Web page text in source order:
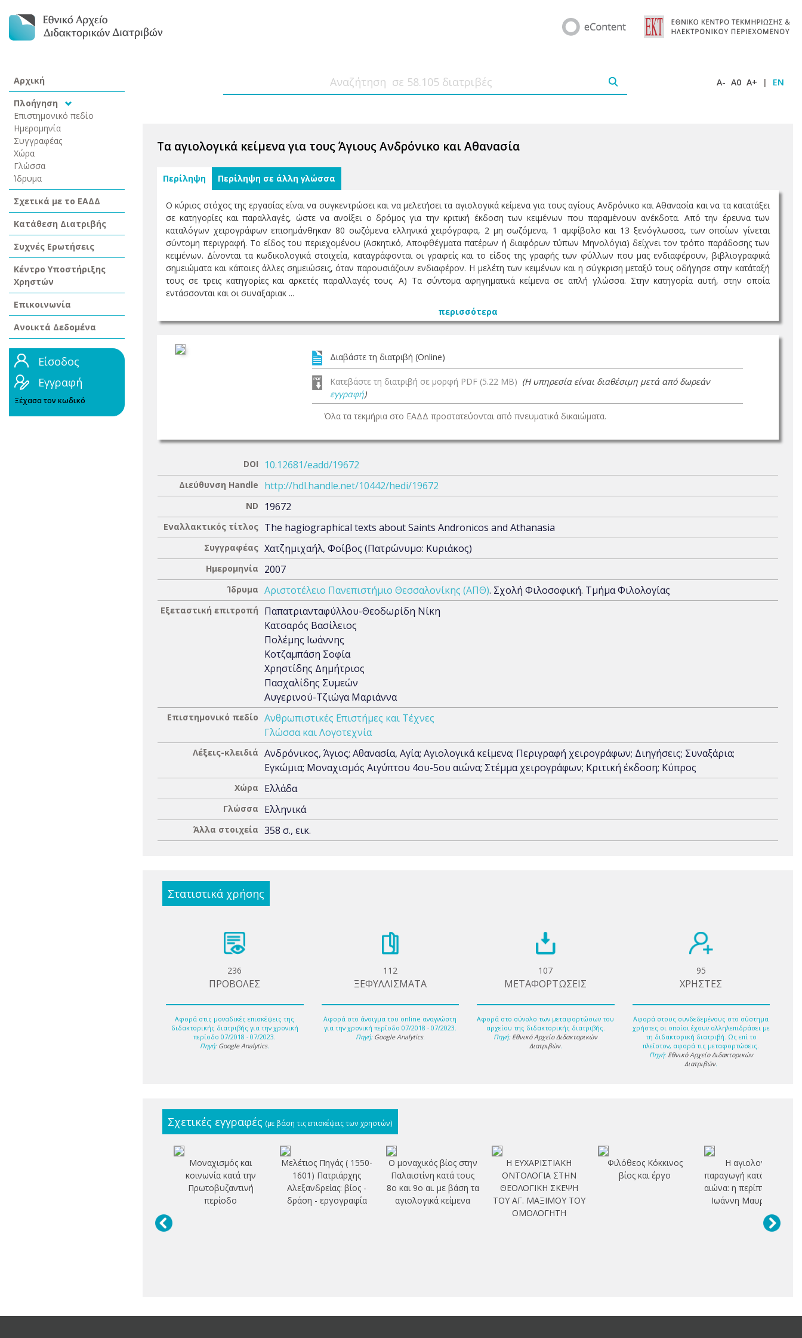
Αρχική
Πλοήγηση
Επιστημονικό πεδίο
Ημερομηνία
Συγγραφέας
Χώρα
Γλώσσα
Ίδρυμα
Σχετικά με το ΕΑΔΔ
Κατάθεση Διατριβής
Συχνές Ερωτήσεις
Κέντρο Υποστήριξης
Χρηστών
Επικοινωνία
Ανοικτά Δεδομένα
Είσοδος
Εγγραφή
Ξέχασα τον κωδικό
A- A0 A+ | EN
Τα αγιολογικά κείμενα για τους Άγιους Ανδρόνικο και Αθανασία
Περίληψη Περίληψη σε άλλη γλώσσα
Ο κύριος στόχος της εργασίας είναι να συγκεντρώσει και να μελετήσει τα αγιολογικά κείμενα για τους αγίους Ανδρόνικο και Αθανασία και να τα κατατάξει
σε κατηγορίες και παραλλαγές, ώστε να ανοίξει ο δρόμος για την κριτική έκδοση των κειμένων που παραμένουν ανέκδοτα. Από την έρευνα των
καταλόγων χειρογράφων επισημάνθηκαν 80 σωζόμενα ελληνικά χειρόγραφα, 2 μη σωζόμενα, 1 αμφίβολο και 13 ξενόγλωσσα, των οποίων γίνεται
σύντομη περιγραφή. Το είδος του περιεχομένου (Ασκητικό, Αποφθέγματα πατέρων ή διαφόρων τύπων Μηνολόγια) δείχνει τον τρόπο παράδοσης των
κειμένων. Δίνονται τα κωδικολογικά στοιχεία, καταγράφονται οι γραφείς και το είδος της γραφής των φύλλων που μας ενδιαφέρουν, βιβλιογραφικά
σημειώματα και κάποιες άλλες σημειώσεις, όταν παρουσιάζουν ενδιαφέρον. Η μελέτη των κειμένων και η σύγκριση μεταξύ τους οδήγησε στην κατάταξή
τους σε τρεις κατηγορίες και αρκετές παραλλαγές τους. Α) Τα σύντομα αφηγηματικά κείμενα σε απλή γλώσσα. Στην κατηγορία αυτή, στην οποία
εντάσσονται και οι συναξαριακ ...
περισσότερα
Διαβάστε τη διατριβή (Online)
Κατεβάστε τη διατριβή σε μορφή PDF (5.22 MB) (Η υπηρεσία είναι διαθέσιμη μετά από δωρεάν
εγγραφή)
Όλα τα τεκμήρια στο ΕΑΔΔ προστατεύονται από πνευματικά δικαιώματα.
DOI 10.12681/eadd/19672
Διεύθυνση Handle http://hdl.handle.net/10442/hedi/19672
ND 19672
Εναλλακτικός τίτλος The hagiographical texts about Saints Andronicos and Athanasia
Συγγραφέας Χατζημιχαήλ, Φοίβος (Πατρώνυμο: Κυριάκος)
Ημερομηνία 2007
Ίδρυμα Αριστοτέλειο Πανεπιστήμιο Θεσσαλονίκης (ΑΠΘ). Σχολή Φιλοσοφική. Τμήμα Φιλολογίας
Εξεταστική επιτροπή
Παπατριανταφύλλου-Θεοδωρίδη Νίκη
Κατσαρός Βασίλειος
Πολέμης Ιωάννης
Κοτζαμπάση Σοφία
Χρηστίδης Δημήτριος
Πασχαλίδης Συμεών
Αυγερινού-Τζιώγα Μαριάννα
Επιστημονικό πεδίο Ανθρωπιστικές Επιστήμες και Τέχνες
Γλώσσα και Λογοτεχνία
Λέξεις-κλειδιά Ανδρόνικος, Άγιος; Αθανασία, Αγία; Αγιολογικά κείμενα; Περιγραφή χειρογράφων; Διηγήσεις; Συναξάρια;
Εγκώμια; Μοναχισμός Αιγύπτου 4ου-5ου αιώνα; Στέμμα χειρογράφων; Κριτική έκδοση; Κύπρος
Χώρα Ελλάδα
Γλώσσα Ελληνικά
Άλλα στοιχεία 358 σ., εικ.
Στατιστικά χρήσης
236
ΠΡΟΒΟΛΕΣ
Αφορά στις μοναδικές επισκέψεις της
διδακτορικής διατριβής για την χρονική
περίοδο 07/2018 - 07/2023.
Πηγή: Google Analytics.
112
ΞΕΦΥΛΛΙΣΜΑΤΑ
Αφορά στο άνοιγμα του online αναγνώστη
για την χρονική περίοδο 07/2018 - 07/2023.
Πηγή: Google Analytics.
107
ΜΕΤΑΦΟΡΤΩΣΕΙΣ
Αφορά στο σύνολο των μεταφορτώσων του
αρχείου της διδακτορικής διατριβής.
Πηγή: Εθνικό Αρχείο Διδακτορικών
Διατριβών.
95
ΧΡΗΣΤΕΣ
Αφορά στους συνδεδεμένους στο σύστημα
χρήστες οι οποίοι έχουν αλληλεπιδράσει με
τη διδακτορική διατριβή. Ως επί το
πλείστον, αφορά τις μεταφορτώσεις.
Πηγή: Εθνικό Αρχείο Διδακτορικών
Διατριβών.
Σχετικές εγγραφές (με βάση τις επισκέψεις των χρηστών)
Μοναχισμός και
κοινωνία κατά την
Πρωτοβυζαντινή
περίοδο
Μελέτιος Πηγάς ( 1550-
1601) Πατριάρχης
Αλεξανδρείας: βίος -
δράση - εργογραφία
Ο μοναχικός βίος στην
Παλαιστίνη κατά τους
8ο και 9ο αι. με βάση τα
αγιολογικά κείμενα
Η ΕΥΧΑΡΙΣΤΙΑΚΗ
ΟΝΤΟΛΟΓΙΑ ΣΤΗΝ
ΘΕΟΛΟΓΙΚΗ ΣΚΕΨΗ
ΤΟΥ ΑΓ. ΜΑΞΙΜΟΥ ΤΟΥ
ΟΜΟΛΟΓΗΤΗ
Φιλόθεος Κόκκινος
βίος και έργο
Η αγιολογική
παραγωγή κατά τον 11ο
αιώνα: η περίπτωση του
Ιωάννη Μαυρόποδα